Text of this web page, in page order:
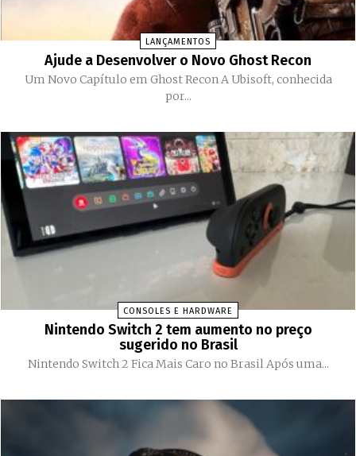
LANÇAMENTOS
Ajude a Desenvolver o Novo Ghost Recon
Um Novo Capítulo em Ghost Recon A Ubisoft, conhecida
por...
CONSOLES E HARDWARE
Nintendo Switch 2 tem aumento no preço
sugerido no Brasil
Nintendo Switch 2 Fica Mais Caro no Brasil Após uma...